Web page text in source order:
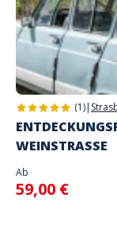
Adresse
Holderplatz,
Winterthur
(1)|
WEINSTRASSE
Ab
59,00 €